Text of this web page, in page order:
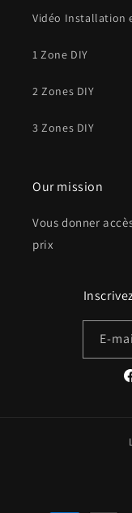
Vidéo Installation
1 Zone DIY
2 Zones DIY
3 Zones DIY
Our mission
Vous donner
prix
E-